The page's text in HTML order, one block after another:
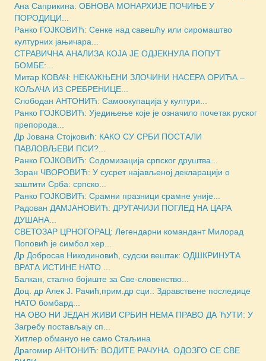
Ана Саприкина: ОБНОВА МОНАРХИЈЕ ПОЧИЊЕ У
ПОРОДИЦИ...
Ранко ГОЈКОВИЋ: Сенке над савешћу или сиромаштво
културних јањичара...
СТРАВИЧНА АНАЛИЗА КОЈА ЈЕ ОДЈЕКНУЛА ПОПУТ
БОМБЕ:...
Митар КОВАЧ: НЕКАЖЊЕНИ ЗЛОЧИНИ НАСЕРА ОРИЋА –
КОЉАЧА ИЗ СРЕБРЕНИЦЕ...
Слободан АНТОНИЋ: Самоокупација у култури...
Ранко ГОЈКОВИЋ: Уједињење које је означило почетак руског
препорода...
Др Јована Стојковић: КАКО СУ СРБИ ПОСТАЛИ
ПАВЛОВЉЕВИ ПСИ?...
Ранко ГОЈКОВИЋ: Содомизација српског друштва...
Зоран ЧВОРОВИЋ: У сусрет најављеној декларацији о
заштити Срба: српско...
Ранко ГОЈКОВИЋ: Срамни празници срамне уније...
Радован ДАМЈАНОВИЋ: ДРУГАЧИЈИ ПОГЛЕД НА ЦАРА
ДУШАНА...
СВЕТОЗАР ЦРНОГОРАЦ: Легендарни командант Милорад
Поповић је симбол хер...
Др Добросав Никодиновић, судски вештак: ОДШКРИНУТА
ВРАТА ИСТИНЕ НАТО ...
Балкан, стално бојиште за Све-словенство...
Доц. др Алек Ј. Рачић,прим.др сци.: Здравствене последице
НАТО бомбард...
НА ОВО НИ ЈЕДАН ЖИВИ СРБИН НЕМА ПРАВО ДА ЋУТИ: У
Загребу постављају сп...
Хитлер обмануо не само Стаљина
Драгомир АНТОНИЋ: ВОДИТЕ РАЧУНА. ОДОЗГО СЕ СВЕ